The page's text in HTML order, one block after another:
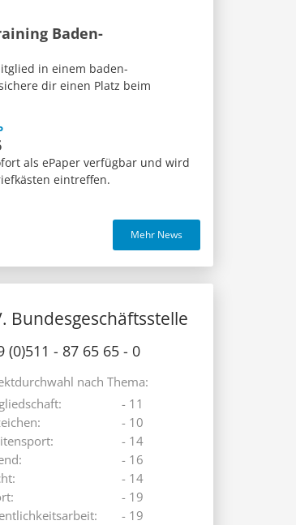
Baden-
in einem baden-
dir einen Platz beim
als ePaper verfügbar und wird
eintreffen.
Mehr News
Bundesgeschäftsstelle
(0)511 - 87 65 65 - 0
nach Thema:
- 11
- 10
- 14
- 16
- 14
- 19
- 19